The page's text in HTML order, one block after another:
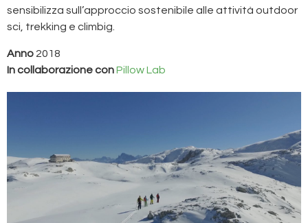
sensibilizza sull’approccio sostenibile alle attività outdoor
sci, trekking e climbig.
Anno 2018
In collaborazione conPillow Lab